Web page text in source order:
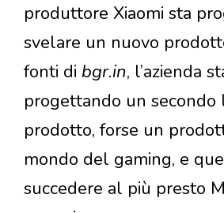
produttore Xiaomi sta
svelare un nuovo
fonti di bgr.in, l’azienda
progettando un secondo
prodotto, forse un
mondo del gaming, e
succedere al più presto